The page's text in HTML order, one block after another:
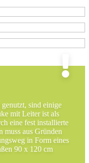
& Co. KG
sind einige
mit Leiter ist als
eine fest installierte
muss aus Gründen
in Form eines
90 x 120 cm